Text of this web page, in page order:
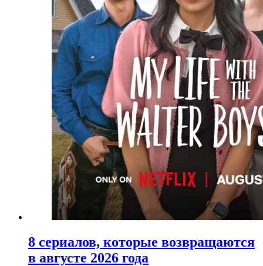
8 сериалов, которые возвращаются
в августе 2026 года